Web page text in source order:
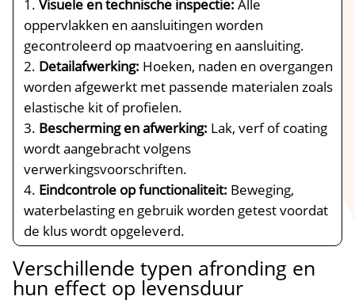
Visuele en technische inspectie: Alle
oppervlakken en aansluitingen worden
gecontroleerd op maatvoering en aansluiting.​
Detailafwerking: Hoeken, naden en overgangen
worden afgewerkt met passende materialen zoals
elastische kit of profielen.​
Bescherming en afwerking: Lak, verf of coating
wordt aangebracht volgens
verwerkingsvoorschriften.​
Eindcontrole op functionaliteit: Beweging,
waterbelasting en gebruik worden getest voordat
de klus wordt opgeleverd.​
Verschillende typen afronding en
hun effect op levensduur